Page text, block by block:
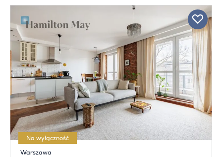
Na wyłączność
Warszawa